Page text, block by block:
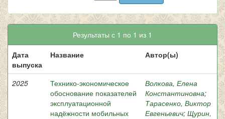
Результаты с 1 по 1 из 1
Дата
выпуска
Название Автор(ы)
2025
Технико-экономическое
обоснование показателей
эксплуатационной
надёжности мобильных
Волкова, Елена
Константиновна;
Тарасенко, Виктор
Евгеньевич; Щурин,